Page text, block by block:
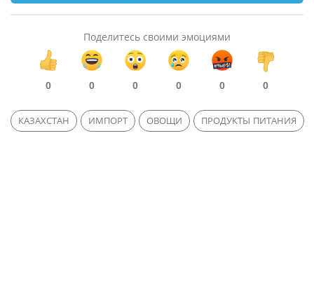
Поделитесь своими эмоциями
0 0 0 0 0 0
КАЗАХСТАН ИМПОРТ ОВОЩИ ПРОДУКТЫ ПИТАНИЯ